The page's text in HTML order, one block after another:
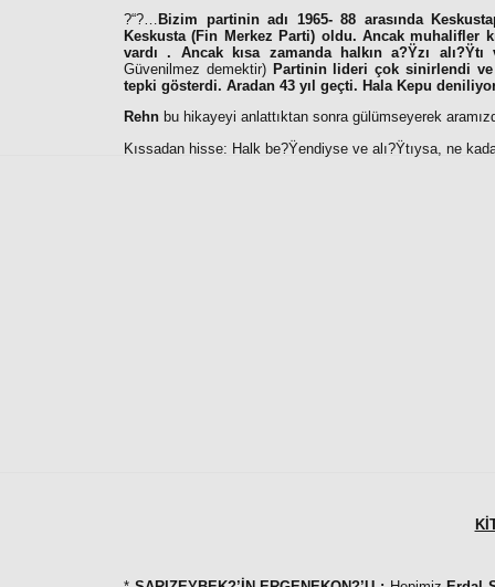
?“?…
Bizim partinin adı 1965- 88 arasında
Keskusta (Fin Merkez Parti) oldu. Ancak muhalifler
vardı . Ancak kısa zamanda halkın a?Ÿzı alı?Ÿtı
Güvenilmez demektir) Partinin lideri çok sinirlendi ve
tepki gösterdi. Aradan 43 yıl geçti. Hala Kepu
Rehn bu hikayeyi anlattıktan sonra gülümseyerek
Kıssadan hisse: Halk be?Ÿendiyse ve alı?Ÿtıysa, ne